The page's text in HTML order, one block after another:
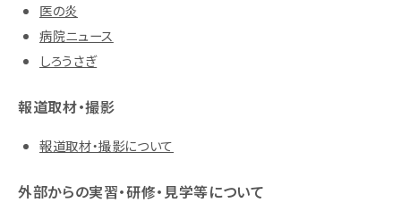
医の炎
病院ニュース
しろうさぎ
報道取材・撮影
報道取材・撮影について
外部からの実習・研修・見学等について